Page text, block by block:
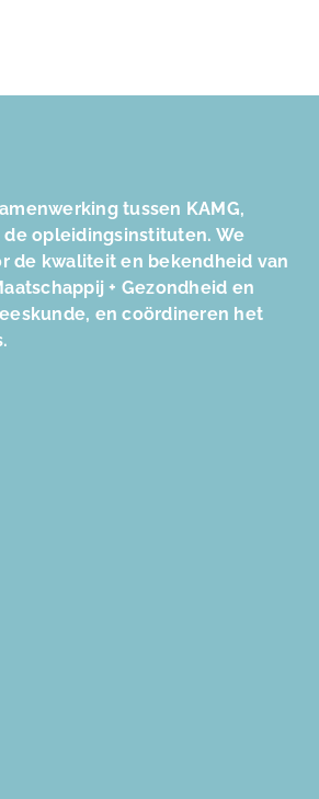
tussen KAMG,
de opleidingsinstituten. We
de kwaliteit en bekendheid van
+ Gezondheid en
en coördineren het